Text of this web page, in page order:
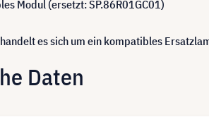
Modul (ersetzt: SP.86R01GC01)
es sich um ein kompatibles
Daten